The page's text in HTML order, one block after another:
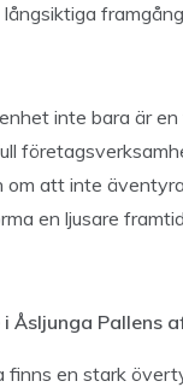
inte bara är
om att inte
en ljusare
Åsljunga Pallens
finns en stark